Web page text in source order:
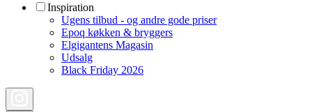
Inspiration
Ugens tilbud - og andre gode priser
Epoq køkken & bryggers
Elgigantens Magasin
Udsalg
Black Friday 2026